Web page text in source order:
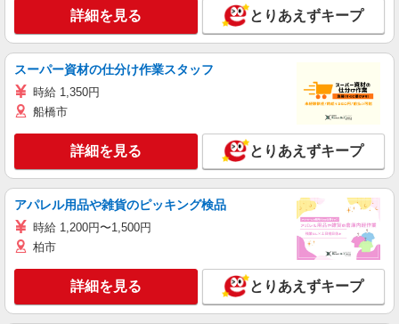
詳細を見る とりあえずキープ
スーパー資材の仕分け作業スタッフ
時給 1,350円
船橋市
詳細を見る とりあえずキープ
アパレル用品や雑貨のピッキング検品
時給 1,200円〜1,500円
柏市
詳細を見る とりあえずキープ